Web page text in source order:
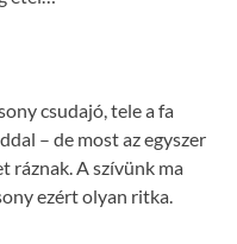
csudajó, tele a fa
– de most az egyszer
ráznak. A szívünk ma
ezért olyan ritka.